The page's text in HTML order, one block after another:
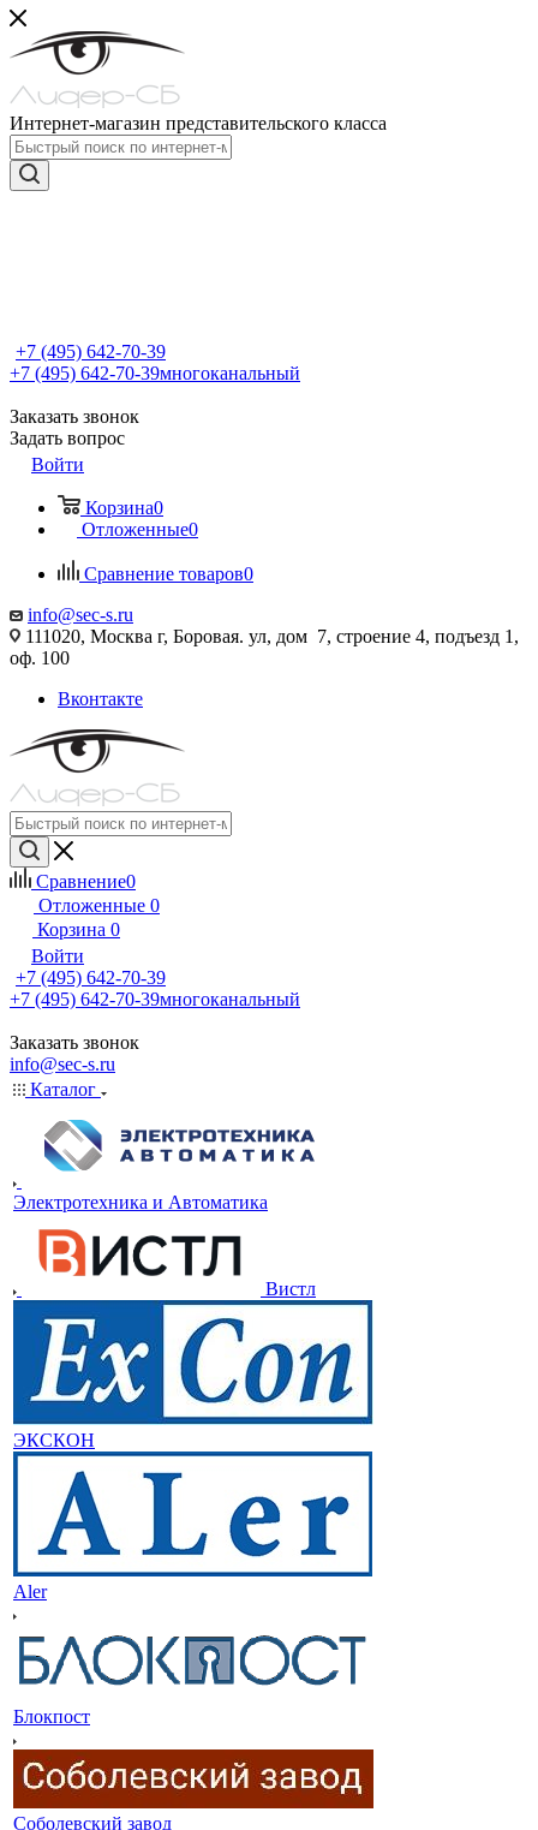
Интернет-магазин представительского класса
+7 (495) 642-70-39
+7 (495) 642-70-39многоканальный
Заказать звонок
Задать вопрос
Войти
Корзина0
Отложенные0
Сравнение товаров0
info@sec-s.ru
111020, Москва г, Боровая. ул, дом 7, строение 4, подъезд 1,
оф. 100
Вконтакте
Сравнение0
Отложенные 0
Корзина 0
Войти
+7 (495) 642-70-39
+7 (495) 642-70-39многоканальный
Заказать звонок
info@sec-s.ru
Каталог
Электротехника и Автоматика
Вистл
ЭКСКОН
Aler
Блокпост
Соболевский завод